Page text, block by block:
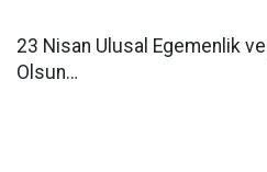
23 Nisan Ulusal Egemenlik
Olsun…